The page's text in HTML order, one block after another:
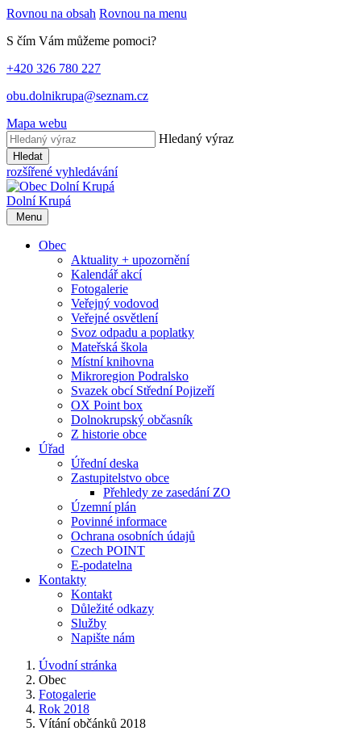
Rovnou na obsah Rovnou na menu
S čím Vám můžeme pomoci?
+420 326 780 227
obu.dolnikrupa@seznam.cz
Mapa webu
Hledaný výraz
Hledat
rozšířené vyhledávání
Dolní Krupá
Menu
Obec
Aktuality + upozornění
Kalendář akcí
Fotogalerie
Veřejný vodovod
Veřejné osvětlení
Svoz odpadu a poplatky
Mateřská škola
Místní knihovna
Mikroregion Podralsko
Svazek obcí Střední Pojizeří
OX Point box
Dolnokrupský občasník
Z historie obce
Úřad
Úřední deska
Zastupitelstvo obce
Přehledy ze zasedání ZO
Územní plán
Povinné informace
Ochrana osobních údajů
Czech POINT
E-podatelna
Kontakty
Kontakt
Důležité odkazy
Služby
Napište nám
Úvodní stránka
Obec
Fotogalerie
Rok 2018
Vítání občánků 2018